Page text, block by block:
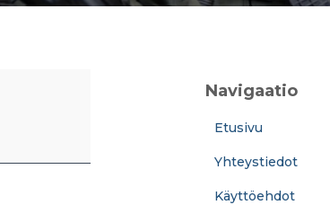
Navigaatio
Etusivu
Yhteystiedot
Käyttöehdot